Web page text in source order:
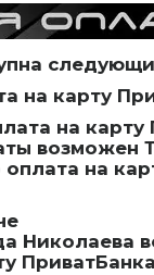
на карту
на
возможен
на
Николаева